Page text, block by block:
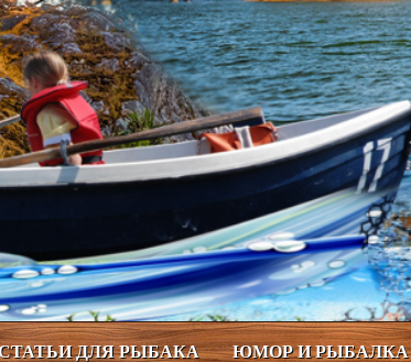
ДЛЯ РЫБАКА ЮМОР И РЫБАЛКА